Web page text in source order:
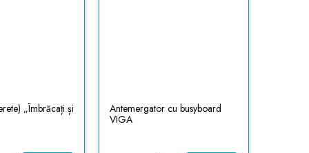
„Îmbrăcați și
Antemergator cu busyboard
VIGA